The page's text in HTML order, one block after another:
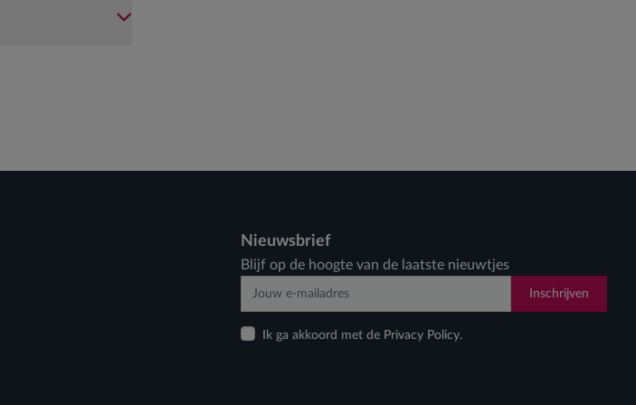
Nieuwsbrief
Blijf op de hoogte van de laatste nieuwtjes
Inschrijven
Ik ga akkoord met de Privacy Policy.